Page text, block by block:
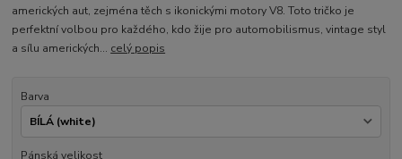
amerických aut, zejména těch s ikonickými motory V8. Toto tričko je
perfektní volbou pro každého, kdo žije pro automobilismus, vintage styl
a sílu amerických... celý popis
Barva
Pánská velikost